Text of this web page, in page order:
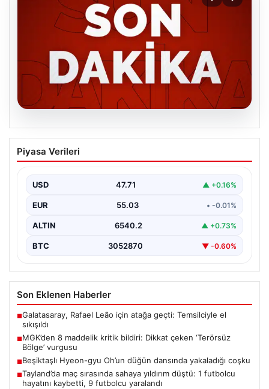
06.08.2026
MGK’den 8 maddelik kritik bildiri: Dikkat
çeken ‘Terörsüz Bölge’ vurgusu
Piyasa Verileri
USD 47.71 ▲ +0.16%
EUR 55.03 • -0.01%
ALTIN 6540.2 ▲ +0.73%
BTC 3052870 ▼ -0.60%
Son Eklenen Haberler
■Galatasaray, Rafael Leão için atağa geçti: Temsilciyle el
sıkışıldı
■MGK’den 8 maddelik kritik bildiri: Dikkat çeken ‘Terörsüz
Bölge’ vurgusu
■Beşiktaşlı Hyeon-gyu Oh’un düğün dansında yakaladığı coşku
■Tayland’da maç sırasında sahaya yıldırım düştü: 1 futbolcu
hayatını kaybetti, 9 futbolcu yaralandı